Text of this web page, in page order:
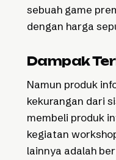
sebuah game
dengan harga
Dampak
Namun produk
kekurangan dari
membeli produk
kegiatan
lainnya adalah